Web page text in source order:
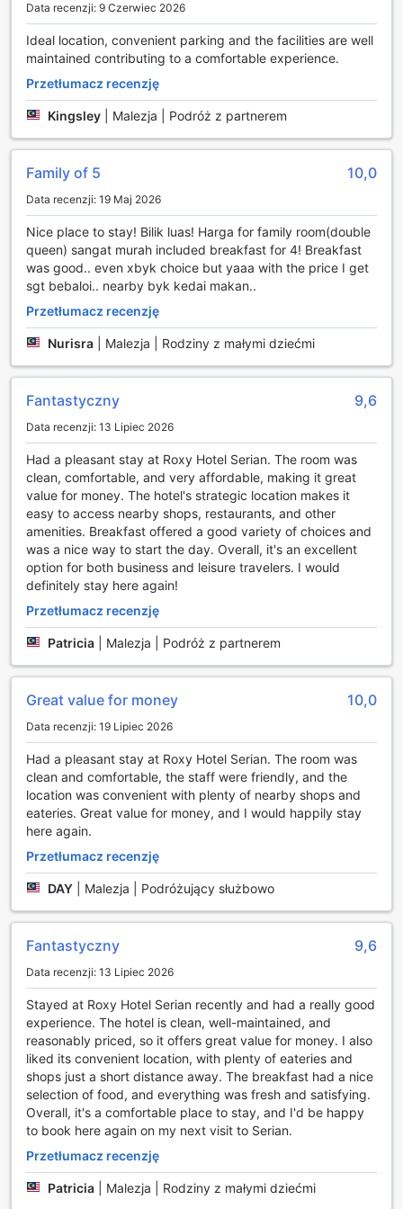
goście mogą cieszyć się świeżym i czystym otoczeniem,
co znacząco podnosi komfort pobytu. Roxy Hotel Serian
dba o detale, aby każdy gość mógł poczuć się jak w
Udogodnienia transportowe w Roxy Hotel Serian
Roxy Hotel Serian w Kuching, Malezja, oferuje swoim
zapewniają wygodę i komfort podczas pobytu. Hotel
dysponuje przestronnym parkingiem, który znajduje się
bezpośrednio na terenie obiektu. Dzięki temu, goście mogą
cieszyć się bezproblemowym dostępem do swoich
pojazdów w każdej chwili, co jest szczególnie istotne dla
osób podróżujących z rodziną lub w celach biznesowych.
Co więcej, parking w Roxy Hotel Serian jest bezpłatny, co
stanowi dodatkowy atut dla osób planujących dłuższy
pobyt. Goście nie muszą się martwić o dodatkowe koszty
związane z parkowaniem, co pozwala im skupić się na
lokalizacji hotelu oraz doskonałym udogodnieniom
transportowym, każdy pobyt staje się jeszcze bardziej
relaksujący i bezstresowy.
Witaj w Roxy Hotel Serian, gdzie komfort i elegancja
spotykają się w doskonale wyposażonych pokojach. Każdy
pokój jest klimatyzowany, co zapewnia przyjemny chłód w
tropikalnym klimacie Malezji. Goście mogą cieszyć się
relaksującym wieczorem, korzystając z telewizora z
dostępem do kanałów satelitarnych i kablowych, co
sprawia, że każdy może znaleźć coś dla siebie.
Dodatkowo, w pokoju znajduje się mini bar, idealny do
przechowywania ulubionych napojów oraz lodówka, która
pozwala na schłodzenie przekąsek i napojów, aby zawsze
były pod ręką.
przygotowane, aby zapewnić maksymalny komfort.
Oferujemy bezpłatną wodę butelkowaną, a także zestaw
do parzenia kawy i herbaty, dzięki czemu każdy poranek
zacznie się od aromatycznego napoju. Goście mogą
również korzystać z suszarki do włosów oraz wysokiej
jakości kosmetyków, które są dostępne w łazience.
Dodatkowo, zasłony blackout oraz świeże pościele i
ręczniki zapewniają spokojny sen i relaks po dniu pełnym
Wyjątkowe Doświadczenia Kulinarne w Roxy Hotel
nocleg, ale również prawdziwa uczta dla zmysłów dzięki
swoim wyjątkowym możliwościom kulinarnym. Hotel
dysponuje restauracją, która serwuje różnorodne dania, w
tym specjały kuchni halal, co sprawia, że każdy gość
znajdzie coś dla siebie. Atmosfera lokalu jest przytulna i
zachęcająca, idealna zarówno na romantyczną kolację, jak
i spotkanie z rodziną czy przyjaciółmi.
Codziennie serwowany jest również obfity bufet
śniadaniowy, który zaspokoi nawet najbardziej
wymagające podniebienia. Goście mogą delektować się
świeżymi owocami, wypiekami, a także różnorodnymi
potrawami śniadaniowymi, które dostarczą energii na cały
dzień. Roxy Hotel Serian z pewnością zaspokoi kulinarne
pragnienia każdego odwiedzającego, oferując
Data recenzji: 9 Czerwiec 2026
Ideal location, convenient parking and the facilities are well
maintained contributing to a comfortable experience.
Przetłumacz recenzję
Kingsley Malezja | Podróż z partnerem
Family of 5 10,0
Data recenzji: 19 Maj 2026
Nice place to stay! Bilik luas! Harga for family room(double
queen) sangat murah included breakfast for 4! Breakfast
was good.. even xbyk choice but yaaa with the price I get
sgt bebaloi.. nearby byk kedai makan..
Przetłumacz recenzję
Nurisra Malezja | Rodziny z małymi dziećmi
Fantastyczny 9,6
Data recenzji: 13 Lipiec 2026
Had a pleasant stay at Roxy Hotel Serian. The room was
clean, comfortable, and very affordable, making it great
value for money. The hotel's strategic location makes it
easy to access nearby shops, restaurants, and other
amenities. Breakfast offered a good variety of choices and
was a nice way to start the day. Overall, it's an excellent
option for both business and leisure travelers. I would
definitely stay here again!
Przetłumacz recenzję
Patricia Malezja | Podróż z partnerem
Great value for money 10,0
Data recenzji: 19 Lipiec 2026
Had a pleasant stay at Roxy Hotel Serian. The room was
clean and comfortable, the staff were friendly, and the
location was convenient with plenty of nearby shops and
eateries. Great value for money, and I would happily stay
here again.
Przetłumacz recenzję
DAY Malezja | Podróżujący służbowo
Fantastyczny 9,6
Data recenzji: 13 Lipiec 2026
Stayed at Roxy Hotel Serian recently and had a really good
experience. The hotel is clean, well-maintained, and
reasonably priced, so it offers great value for money. I also
liked its convenient location, with plenty of eateries and
shops just a short distance away. The breakfast had a nice
selection of food, and everything was fresh and satisfying.
Overall, it's a comfortable place to stay, and I'd be happy
to book here again on my next visit to Serian.
Przetłumacz recenzję
Patricia Malezja | Rodziny z małymi dziećmi